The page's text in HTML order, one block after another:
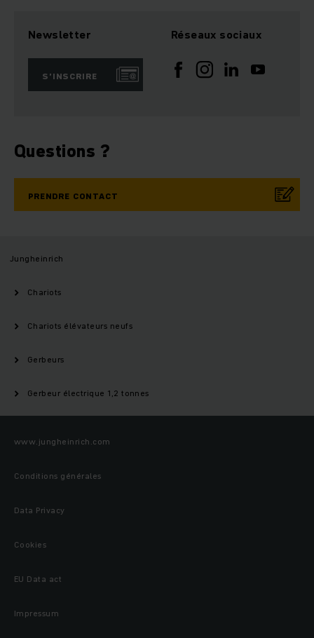
Newsletter
S’INSCRIRE
Réseaux sociaux
Questions ?
PRENDRE CONTACT
Jungheinrich
Chariots
Chariots élévateurs neufs
Gerbeurs
Gerbeur électrique 1,2 tonnes
www.jungheinrich.com
Conditions générales
Data Privacy
Cookies
EU Data act
Impressum